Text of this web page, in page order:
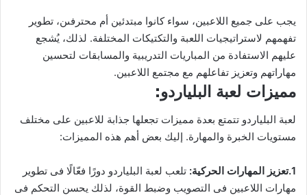
يجب على جميع اللاعبين، سواء كانوا مبتدئين أم محترفىن، تطوير
تفهمهم لاستراتيجيات اللعبة والتكتيكات المختلفة. لذلك، يُشجع
عليهم الاستفادة من المباريات التدريبية والمسابقات لتحسين
مهاراتهم وتعزيز تفاعلهم مع مجتمع اللاعبين.
مميزات لعبة البلياردو:
لعبة البلياردو تتمتع بعدة مميزات تجعلها جذابة للاعبين على مختلف
مستويات الخبرة والمهارة. إليك بعض أهم هذه المميزات:
1.تعزيز المهارات الحركية:
تلعب لعبة البلياردو دورًا فعّالًا فى تطوير
مهارات اللاعبين فى التصويب وضبط القوة، لذلك يحسن التحكم فى